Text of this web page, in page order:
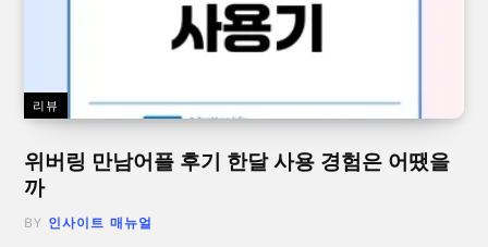
리뷰
위버링 만남어플 후기 한달 사용 경험은 어땠을
까
BY 인사이트 매뉴얼